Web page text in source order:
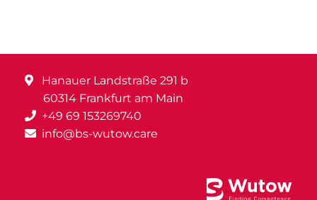
Hanauer Landstraße 291 b
60314 Frankfurt am Main
+49 69 153269740
info@bs-wutow.care